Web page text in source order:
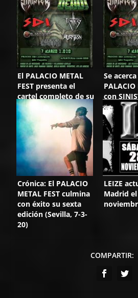
El PALACIO METAL
FEST presenta el
cartel completo de su
próxima edición
Se
PALACIO
con
LIVING
cabeza
Crónica: El PALACIO
METAL FEST culmina
con éxito su sexta
edición (Sevilla, 7-3-
20)
LEIZE
Madrid
COMPARTIR: